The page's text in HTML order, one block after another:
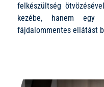
felkészültség
kezébe, hanem egy
fájdalommentes ellátást